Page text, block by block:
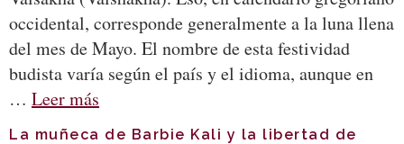
occidental, corresponde generalmente a la luna llena
del mes de Mayo. El nombre de esta festividad
budista varía según el país y el idioma, aunque en
… Leer más
La muñeca de Barbie Kali y la libertad de